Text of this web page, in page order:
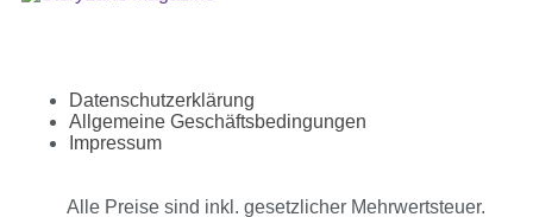
Datenschutzerklärung
Allgemeine Geschäftsbedingungen
Impressum
Alle Preise sind inkl. gesetzlicher Mehrwertsteuer.